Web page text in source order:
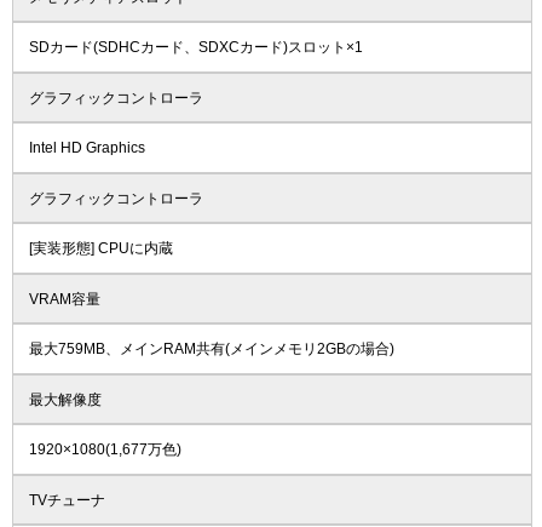
SDカード(SDHCカード、SDXCカード)スロット×1
グラフィックコントローラ
Intel HD Graphics
グラフィックコントローラ
[実装形態] CPUに内蔵
VRAM容量
最大759MB、メインRAM共有(メインメモリ2GBの場合)
最大解像度
1920×1080(1,677万色)
TVチューナ